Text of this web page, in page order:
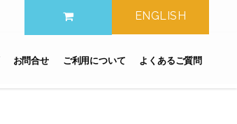
ENGLISH
お問合せ ご利用について よくあるご質問